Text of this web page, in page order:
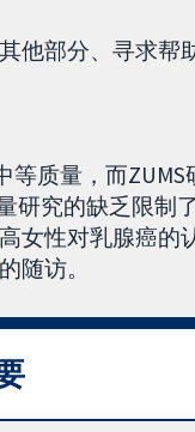
他部分、寻求
等质量，而
研究的缺乏限制
女性对乳腺癌
随访。